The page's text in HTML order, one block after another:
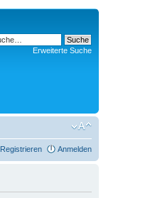
Erweiterte Suche
Registrieren Anmelden